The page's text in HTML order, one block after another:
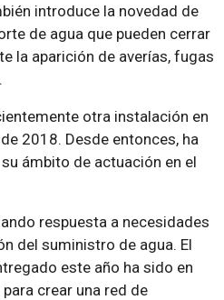
introduce la novedad de
de agua que pueden cerrar
la aparición de averías, fugas
otra instalación en
2018. Desde entonces, ha
ámbito de actuación en el
respuesta a necesidades
del suministro de agua. El
este año ha sido en
crear una red de